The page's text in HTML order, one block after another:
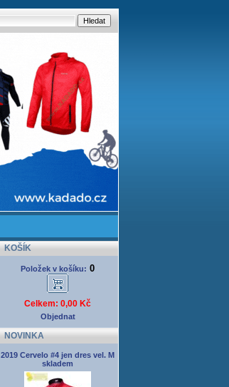
KOŠÍK
Položek v košíku: 0
Celkem: 0,00 Kč
Objednat
NOVINKA
2019 Cervelo #4 jen dres vel. M
skladem